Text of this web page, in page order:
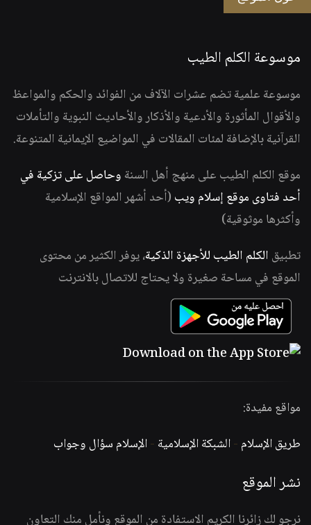
موسوعة الكلم الطيب
موسوعة علمية تضم عشرات الآلاف من الفوائد والحكم والمواعظ
والأقوال المأثورة والأدعية والأذكار والأحاديث النبوية والتأملات
القرآنية بالإضافة لمئات المقالات في المواضيع الإيمانية المتنوعة.
موقع الكلم الطيب على منهج أهل السنة وحاصل على تزكية في
أحد فتاوى موقع إسلام ويب (أحد أشهر المواقع الإسلامية
وأكثرها موثوقية)
تطبيق الكلم الطيب للأجهزة الذكية، يوفر الكثير من محتوى
الموقع في مساحة صغيرة ولا يحتاج للاتصال بالانترنت
مواقع مفيدة:
طريق الإسلام -الشبكة الإسلامية -الإسلام سؤال وجواب
نشر الموقع
نرجو لك زائرنا الكريم الاستفادة من الموقع ونأمل منك التعاون